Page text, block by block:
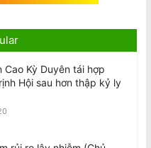
liên quan đến vụ tấn
Việt Trương tử vong
Cao Kỳ Duyên tái hợp
Hội sau hơn thập kỷ ly